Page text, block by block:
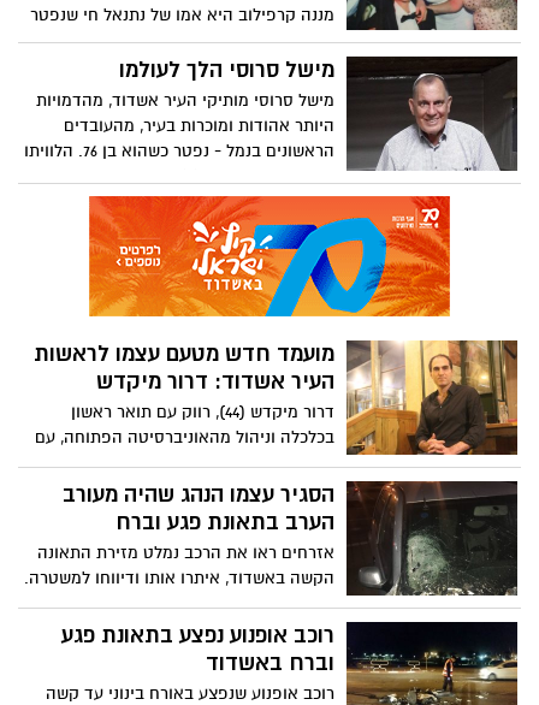
מננה קרפילוב היא אמו של נתנאל חי שנפטר
לפני שנתיים ממחלת נוון שרירים. לפני כמה
חודשים נגנב הטלפון הנייד שלה ממקום
עבודתה ואיתו הזכרונות מנתנאל. "אני מוכנה
לשלם כל סכום, רק שיחזירו לי את הסים"
אומרת מננה בכאב.
מישל סרוסי הלך לעולמו
מישל סרוסי מותיקי העיר אשדוד, מהדמויות
היותר אהודות ומוכרות בעיר, מהעובדים
הראשונים בנמל - נפטר כשהוא בן 76. הלוויתו
מועמד חדש מטעם עצמו לראשות
העיר אשדוד: דרור מיקדש
דרור מיקדש (44), רווק עם תואר ראשון
בכלכלה וניהול מהאוניברסיטה הפתוחה, עם
ניסיון של כ- 20 שנה בתחום התוכנה החליט
להציע את מועמדותו לראשות העיר אשדוד
וכבר מציע להלן גלבר ונעים שומר לאחד
כ 439 חברים בפייסבוק בלבד, ללא כל ניסיון
ציבורי או מנגנון תומך או קבוצת אוהדים
דוחפת, שהחליט להתמודד - למה הוא חושב
שהוא מתאים והאם יש לו שמץ של סיכוי?
הסגיר עצמו הנהג שהיה מעורב
הערב בתאונת פגע וברח
אזרחים ראו את הרכב נמלט מזירת התאונה
הקשה באשדוד, איתרו אותו ודיווחו למשטרה.
הנהג הסגיר את עצמו זמן קצר אחר כך.
בתאונה נפצע באורח בינוני עד קשה רוכב
אופנוע
רוכב אופנוע נפצע בתאונת פגע
וברח באשדוד
רוכב אופנוע שנפצע באורח בינוני עד קשה